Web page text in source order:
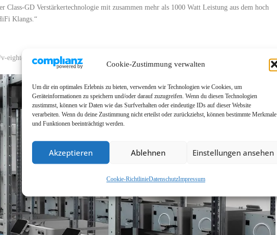
Cookie-Zustimmung verwalten
Um dir ein optimales Erlebnis zu bieten, verwenden wir Technologien wie Cookies, um
Geräteinformationen zu speichern und/oder darauf zuzugreifen. Wenn du diesen Technologien
zustimmst, können wir Daten wie das Surfverhalten oder eindeutige IDs auf dieser Website
verarbeiten. Wenn du deine Zustimmung nicht erteilst oder zurückziehst, können bestimmte Merkmale
und Funktionen beeinträchtigt werden.
Akzeptieren Ablehnen Einstellungen ansehen
Cookie-RichtlinieDatenschutzImpressum
GD Verstärkertechnologie mit zusammen mehr als 1000 Watt Leistung aus dem hoch
Klangs.“
eighteen-dsp